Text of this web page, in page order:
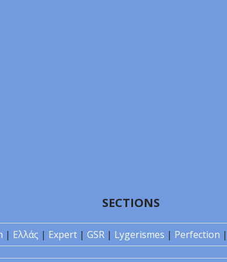
SECTIONS
| Ελλάς | Expert | GSR | Lygerismes | Perfection |